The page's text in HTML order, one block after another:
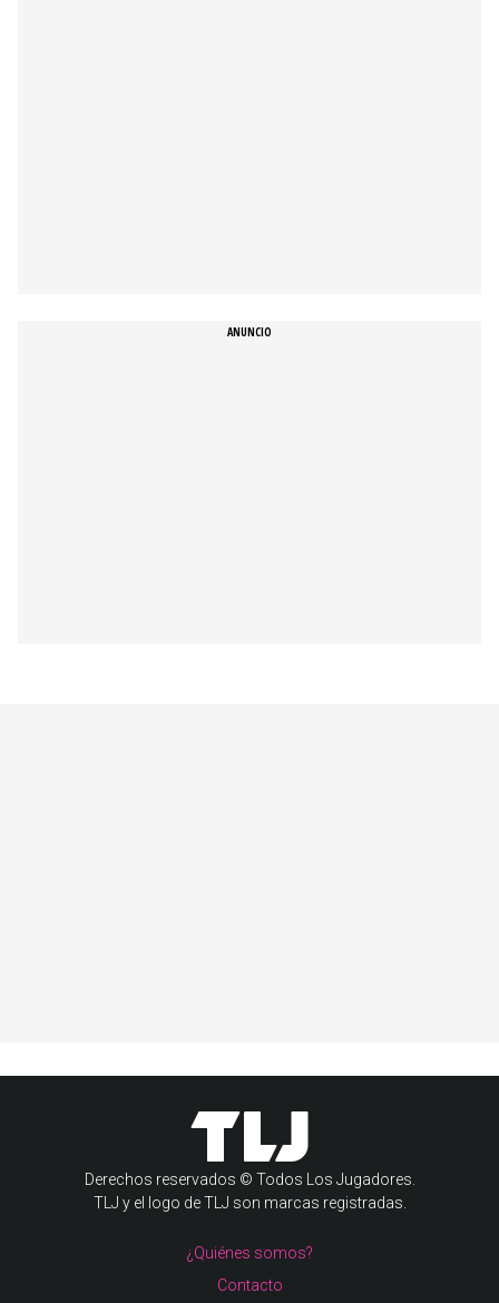
Derechos reservados © Todos Los Jugadores.
TLJ y el logo de TLJ son marcas registradas.
¿Quiénes somos?
Contacto